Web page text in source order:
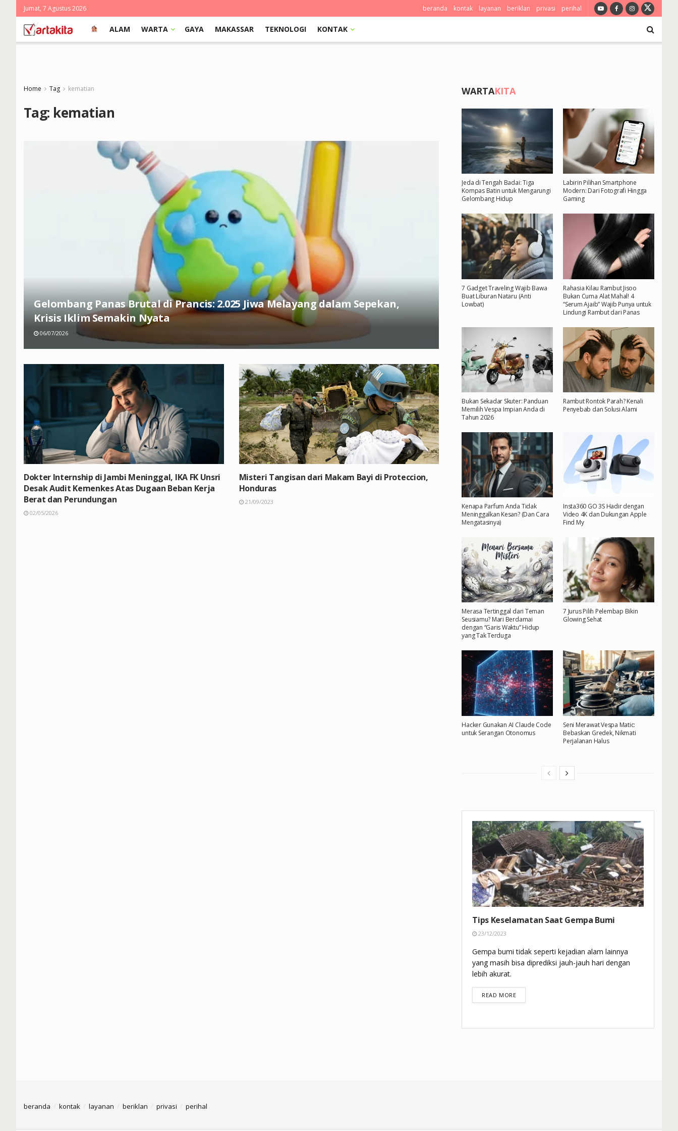
Jumat, 7 Agustus 2026 beranda kontak layanan beriklan privasi perihal
ALAM WARTA GAYA MAKASSAR TEKNOLOGI KONTAK
Home Tag kematian
Tag: kematian
Gelombang Panas Brutal di Prancis: 2.025 Jiwa Melayang dalam Sepekan,
Krisis Iklim Semakin Nyata
06/07/2026
Dokter Internship di Jambi Meninggal, IKA FK Unsri
Desak Audit Kemenkes Atas Dugaan Beban Kerja
Berat dan Perundungan
02/05/2026
Misteri Tangisan dari Makam Bayi di Proteccion,
Honduras
21/09/2023
WARTAKITA
Jeda di Tengah Badai: Tiga
Kompas Batin untuk Mengarungi
Gelombang Hidup
Labirin Pilihan Smartphone
Modern: Dari Fotografi Hingga
Gaming
7 Gadget Traveling Wajib Bawa
Buat Liburan Nataru (Anti
Lowbat)
Rahasia Kilau Rambut Jisoo
Bukan Cuma Alat Mahal! 4
“Serum Ajaib” Wajib Punya untuk
Lindungi Rambut dari Panas
Bukan Sekadar Skuter: Panduan
Memilih Vespa Impian Anda di
Tahun 2026
Rambut Rontok Parah? Kenali
Penyebab dan Solusi Alami
Kenapa Parfum Anda Tidak
Meninggalkan Kesan? (Dan Cara
Mengatasinya)
Insta360 GO 3S Hadir dengan
Video 4K dan Dukungan Apple
Find My
Merasa Tertinggal dari Teman
Seusiamu? Mari Berdamai
dengan “Garis Waktu” Hidup
yang Tak Terduga
7 Jurus Pilih Pelembap Bikin
Glowing Sehat
Hacker Gunakan AI Claude Code
untuk Serangan Otonomus
Seni Merawat Vespa Matic:
Bebaskan Gredek, Nikmati
Perjalanan Halus
Tips Keselamatan Saat Gempa Bumi
23/12/2023
Gempa bumi tidak seperti kejadian alam lainnya
yang masih bisa diprediksi jauh-jauh hari dengan
lebih akurat.
READ MOREDETAILS
beranda kontak layanan beriklan privasi perihal